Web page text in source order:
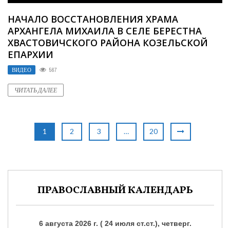
НАЧАЛО ВОССТАНОВЛЕНИЯ ХРАМА
АРХАНГЕЛА МИХАИЛА В СЕЛЕ БЕРЕСТНА
ХВАСТОВИЧСКОГО РАЙОНА КОЗЕЛЬСКОЙ
ЕПАРХИИ
ВИДЕО 567
ЧИТАТЬ ДАЛЕЕ
1 2 3 … 20
ПРАВОСЛАВНЫЙ КАЛЕНДАРЬ
6 августа 2026 г. ( 24 июля ст.ст.), четверг.